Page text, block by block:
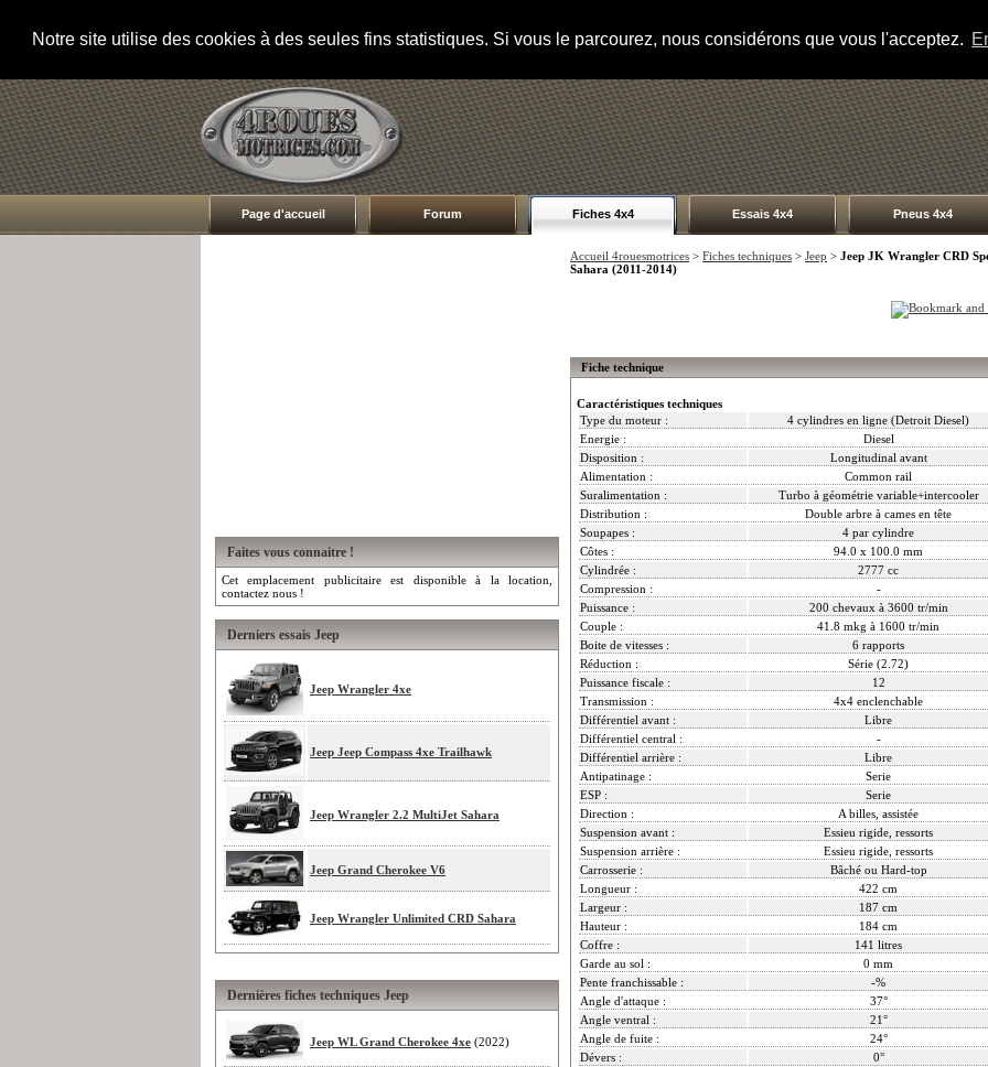
Notre site utilise des cookies à des seules fins statistiques. Si vous le parcourez, nous considérons que vous l'acceptez.
Page d'accueil Forum Fiches 4x4 Essais 4x4 Pneus 4x4
Faites vous connaitre !
Cet emplacement publicitaire est disponible à la location,
contactez nous !
Derniers essais Jeep
Jeep Wrangler 4xe
Jeep Jeep Compass 4xe Trailhawk
Jeep Wrangler 2.2 MultiJet Sahara
Jeep Grand Cherokee V6
Jeep Wrangler Unlimited CRD Sahara
Dernières fiches techniques Jeep
Jeep WL Grand Cherokee 4xe (2022)
Accueil 4rouesmotrices > Fiches techniques > Jeep > Jeep JK Wrangler CRD
Sahara (2011-2014)
Fiche technique
Caractéristiques techniques
Type du moteur :
4 cylindres en ligne (Detroit Diesel)
Energie :
Diesel
Disposition :
Longitudinal avant
Alimentation :
Common rail
Suralimentation :
Turbo à géométrie variable+intercooler
Distribution :
Double arbre à cames en tête
Soupapes :
4 par cylindre
Côtes :
94.0 x 100.0 mm
Cylindrée :
2777 cc
Compression :
-
Puissance :
200 chevaux à 3600 tr/min
Couple :
41.8 mkg à 1600 tr/min
Boite de vitesses :
6 rapports
Réduction :
Série (2.72)
Puissance fiscale :
12
Transmission :
4x4 enclenchable
Différentiel avant :
Libre
Différentiel central :
-
Différentiel arrière :
Libre
Antipatinage :
Serie
ESP :
Serie
Direction :
A billes, assistée
Suspension avant :
Essieu rigide, ressorts
Suspension arrière :
Essieu rigide, ressorts
Carrosserie :
Bâché ou Hard-top
Longueur :
422 cm
Largeur :
187 cm
Hauteur :
184 cm
Coffre :
141 litres
Garde au sol :
0 mm
Pente franchissable :
-%
Angle d'attaque :
37°
Angle ventral :
21°
Angle de fuite :
24°
Dévers :
0°